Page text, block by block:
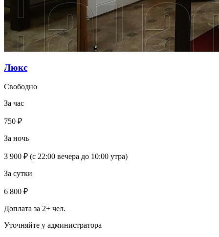
Люкс
Свободно
За час
750 ₽
За ночь
3 900 ₽ (с 22:00 вечера до 10:00 утра)
За сутки
6 800 ₽
Доплата за 2+ чел.
Уточняйте у администратора